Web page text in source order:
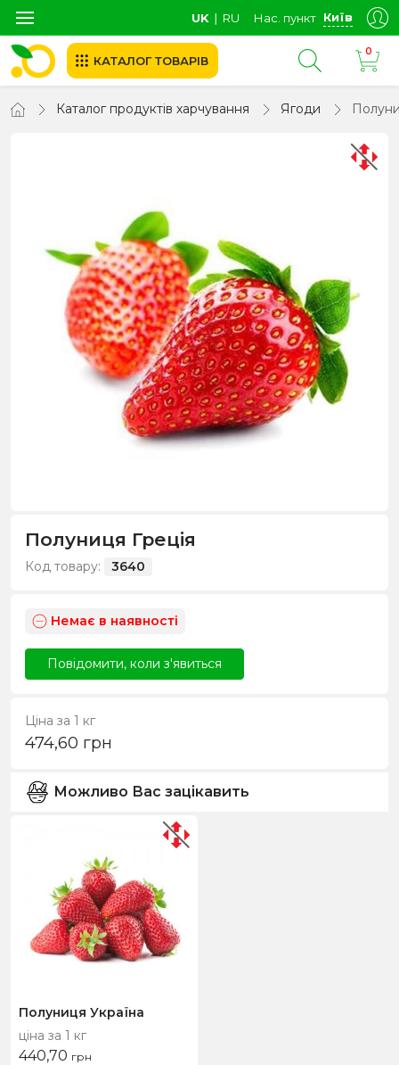
UK ∣ RU Нас. пункт Київ
КАТАЛОГ ТОВАРІВ
0
Каталог продуктів харчування Ягоди
Полуниця Греція
Код товару: 3640
Немає в наявності
Повідомити, коли з'явиться
Ціна за 1 кг
474,60 грн
Можливо Вас зацікавить
Полуниця Україна
ціна за 1 кг
440,70 грн